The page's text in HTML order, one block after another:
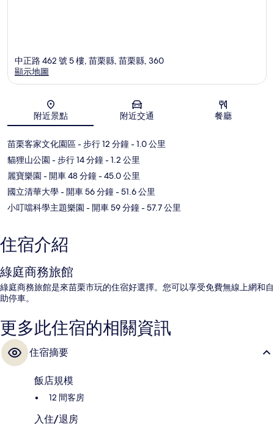
地圖
中正路 462 號 5 樓, 苗栗縣, 苗栗縣, 360
顯示地圖
附近景點 附近交通 餐廳
苗栗客家文化園區- 步行 12 分鐘- 1.0 公里
貓狸山公園 - 步行 14 分鐘- 1.2 公里
麗寶樂園 - 開車 48 分鐘- 45.0 公里
國立清華大學- 開車 56 分鐘- 51.6 公里
小叮噹科學主題樂園 - 開車 59 分鐘- 57.7 公里
住宿介紹
綠庭商務旅館
綠庭商務旅館是來苗栗市玩的住宿好選擇。您可以享受免費無線上網和自
助停車。
更多此住宿的相關資訊
住宿摘要
飯店規模
12 間客房
入住/退房